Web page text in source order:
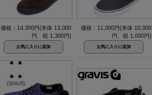
価格：14,300円(本体 13,000
円、税 1,300円)
価格：11,000円(本体 10,000
円、税 1,000円)